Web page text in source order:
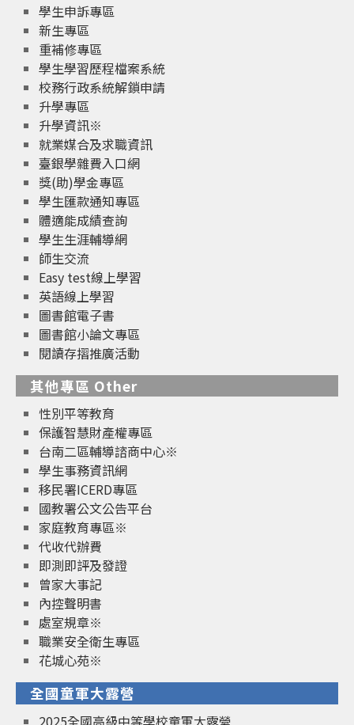
學生申訴專區
新生專區
重補修專區
學生學習歷程檔案系統
校務行政系統解鎖申請
升學專區
升學資訊※
就業媒合及求職資訊
臺銀學雜費入口網
獎(助)學金專區
學生匯款通知專區
體適能成績查詢
學生生涯輔導網
師生交流
Easy test線上學習
英語線上學習
圖書館電子書
圖書館小論文專區
閱讀存摺推廣活動
其他專區 Other
性別平等教育
保護智慧財產權專區
台南二區輔導諮商中心※
學生事務資訊網
移民署ICERD專區
國教署公文公告平台
家庭教育專區※
代收代辦費
即測即評及發證
曾家大事記
內控聲明書
處室規章※
職業安全衛生專區
花城心苑※
全國童軍大露營
2025全國高級中等學校童軍大露營